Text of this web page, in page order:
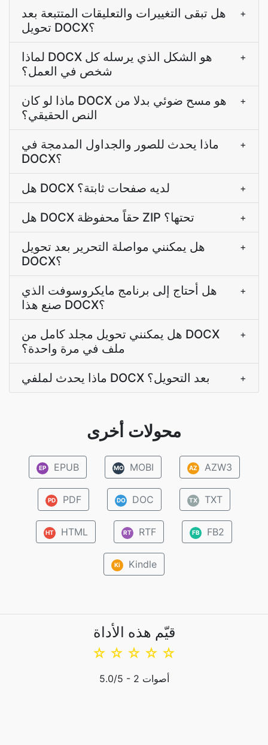
هل تبقى التغييرات والتعليقات المتتبعة بعد
تحويل DOCX؟
+
لماذا DOCX هو الشكل الذي يرسله كل
شخص في العمل؟
+
ماذا لو كان DOCX هو مسح ضوئي بدلا من
النص الحقيقي؟
+
ماذا يحدث للصور والجداول المدمجة في
DOCX؟
+
هل DOCX لديه صفحات ثابتة؟ +
هل DOCX حقاً محفوظة ZIP تحتها؟ +
هل يمكنني مواصلة التحرير بعد تحويل
DOCX؟
+
هل أحتاج إلى برنامج مايكروسوفت الذي
صنع هذا DOCX؟
+
هل يمكنني تحويل مجلد كامل من DOCX
ملف في مرة واحدة؟
+
ماذا يحدث لملفي DOCX بعد التحويل؟ +
محولات أخرى
EP EPUB MO MOBI AZ AZW3
PD PDF DO DOC TX TXT
HT HTML RT RTF FB FB2
Ki Kindle
قيّم هذه الأداة
☆
☆
☆
☆
☆
5.0/5 - 2 أصوات